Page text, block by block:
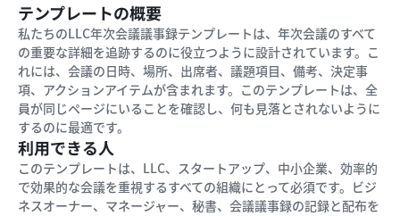
テンプレートの概要
私たちのLLC年次会議議事録テンプレートは、年次会議のすべて
の重要な詳細を追跡するのに役立つように設計されています。こ
れには、会議の日時、場所、出席者、議題項目、備考、決定事
項、アクションアイテムが含まれます。このテンプレートは、全
員が同じページにいることを確認し、何も見落とされないように
するのに最適です。
利用できる人
このテンプレートは、LLC、スタートアップ、中小企業、効率的
で効果的な会議を重視するすべての組織にとって必須です。ビジ
ネスオーナー、マネージャー、秘書、会議議事録の記録と配布を